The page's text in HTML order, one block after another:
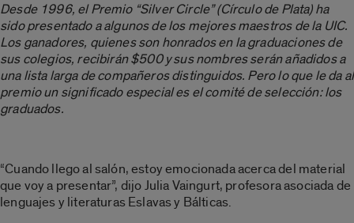
Desde 1996, el Premio “Silver Circle” (Círculo de Plata) ha
sido presentado a algunos de los mejores maestros de la UIC.
Los ganadores, quienes son honrados en la graduaciones de
sus colegios, recibirán $500 y sus nombres serán añadidos a
una lista larga de compañeros distinguidos. Pero lo que le da al
premio un significado especial es el comité de selección: los
graduados.
“Cuando llego al salón, estoy emocionada acerca del material
que voy a presentar”, dijo Julia Vaingurt, profesora asociada de
lenguajes y literaturas Eslavas y Bálticas.